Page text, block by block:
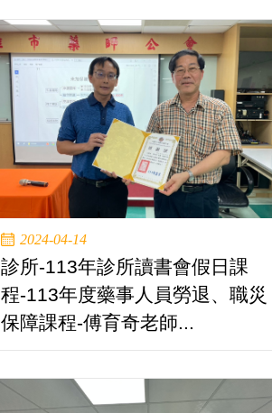
2024-04-14
診所-113年診所讀書會假日課
程-113年度藥事人員勞退、職災
保障課程-傅育奇老師...